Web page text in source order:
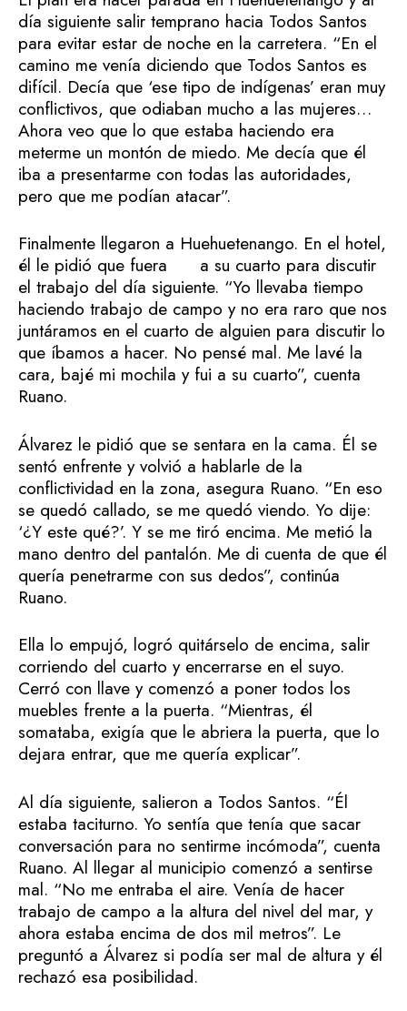
día siguiente salir temprano hacia Todos Santos
para evitar estar de noche en la carretera. “En el
camino me venía diciendo que Todos Santos es
difícil. Decía que ‘ese tipo de indígenas’ eran muy
conflictivos, que odiaban mucho a las mujeres…
Ahora veo que lo que estaba haciendo era
meterme un montón de miedo. Me decía que él
iba a presentarme con todas las autoridades,
pero que me podían atacar”.
Finalmente llegaron a Huehuetenango. En el hotel,
él le pidió que fuera a su cuarto para discutir
el trabajo del día siguiente. “Yo llevaba tiempo
haciendo trabajo de campo y no era raro que nos
juntáramos en el cuarto de alguien para discutir lo
que íbamos a hacer. No pensé mal. Me lavé la
cara, bajé mi mochila y fui a su cuarto”, cuenta
Ruano.
Álvarez le pidió que se sentara en la cama. Él se
sentó enfrente y volvió a hablarle de la
conflictividad en la zona, asegura Ruano. “En eso
se quedó callado, se me quedó viendo. Yo dije:
‘¿Y este qué?’. Y se me tiró encima. Me metió la
mano dentro del pantalón. Me di cuenta de que él
quería penetrarme con sus dedos”, continúa
Ruano.
Ella lo empujó, logró quitárselo de encima, salir
corriendo del cuarto y encerrarse en el suyo.
Cerró con llave y comenzó a poner todos los
muebles frente a la puerta. “Mientras, él
somataba, exigía que le abriera la puerta, que lo
dejara entrar, que me quería explicar”.
Al día siguiente, salieron a Todos Santos. “Él
estaba taciturno. Yo sentía que tenía que sacar
conversación para no sentirme incómoda”, cuenta
Ruano. Al llegar al municipio comenzó a sentirse
mal. “No me entraba el aire. Venía de hacer
trabajo de campo a la altura del nivel del mar, y
ahora estaba encima de dos mil metros”. Le
preguntó a Álvarez si podía ser mal de altura y él
rechazó esa posibilidad.